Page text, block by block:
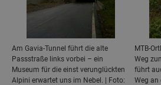
Am Gavia-Tunnel führt die alte
Passstraße links vorbei – ein
Museum für die einst verunglückten
Alpini erwartet uns im Nebel. | Foto:
MTB-
Weg
führt
Weg an